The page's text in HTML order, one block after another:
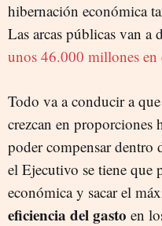
hibernación económica
Las arcas públicas van
unos 46.000 millones en
Todo va a conducir a
crezcan en proporciones
poder compensar dentro
el Ejecutivo se tiene que
económica y sacar el
eficiencia del gasto en